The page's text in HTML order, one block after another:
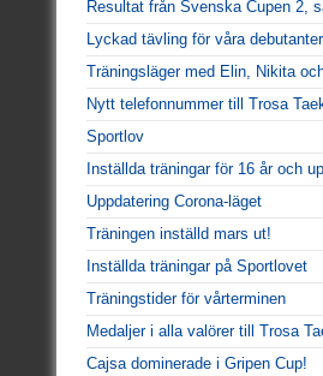
Resultat från Svenska Cupen 2,
Lyckad tävling för våra debutanter
Träningsläger med Elin, Nikita
Nytt telefonnummer till Trosa
Sportlov
Inställda träningar för 16 år och
Uppdatering Corona-läget
Träningen inställd mars ut!
Inställda träningar på Sportlovet
Träningstider för vårterminen
Medaljer i alla valörer till Trosa
Cajsa dominerade i Gripen Cup!